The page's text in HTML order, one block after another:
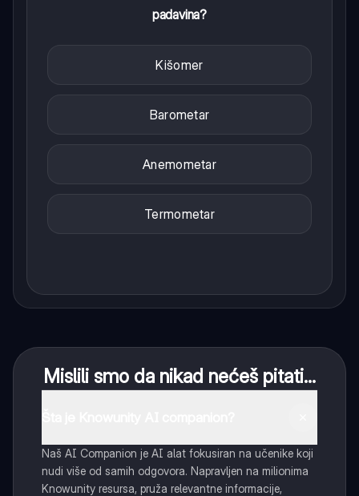
padavina?
Kišomer
Barometar
Anemometar
Termometar
Mislili smo da nikad nećeš pitati...
Naš AI Companion je AI alat fokusiran na učenike koji
nudi više od samih odgovora. Napravljen na milionima
Knowunity resursa, pruža relevantne informacije,